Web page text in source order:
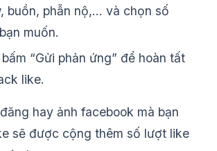
buồn, phẫn nộ,… và chọn số
muốn.
“Gửi phản ứng” để hoàn tất
like.
hay ảnh facebook mà bạn
sẽ được cộng thêm số lượt like